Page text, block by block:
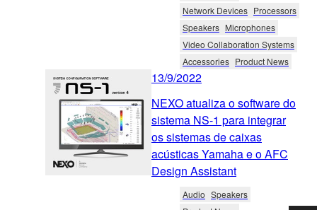
Network Devices Processors
Speakers Microphones
Video Collaboration Systems
Accessories Product News
13/9/2022
NEXO atualiza o software do
sistema NS-1 para integrar
os sistemas de caixas
acústicas Yamaha e o AFC
Design Assistant
Audio Speakers